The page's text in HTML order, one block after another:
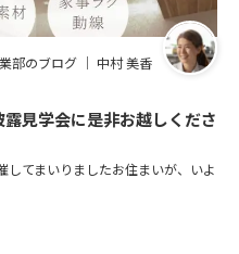
部のブログ ｜ 中村 美香
見学会に是非お越しくださ
してまいりましたお住まいが、いよ